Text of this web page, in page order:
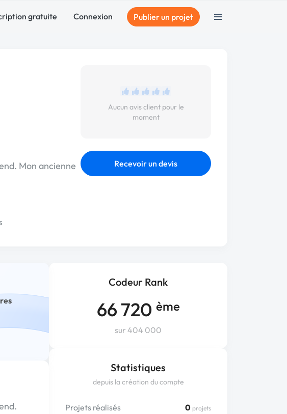
gratuite Connexion Publier un projet
Mon ancienne
Aucun avis client pour le
moment
Recevoir un devis
Codeur Rank
66 720 ème
sur 404 000
Statistiques
depuis la création du compte
Projets réalisés 0 projets